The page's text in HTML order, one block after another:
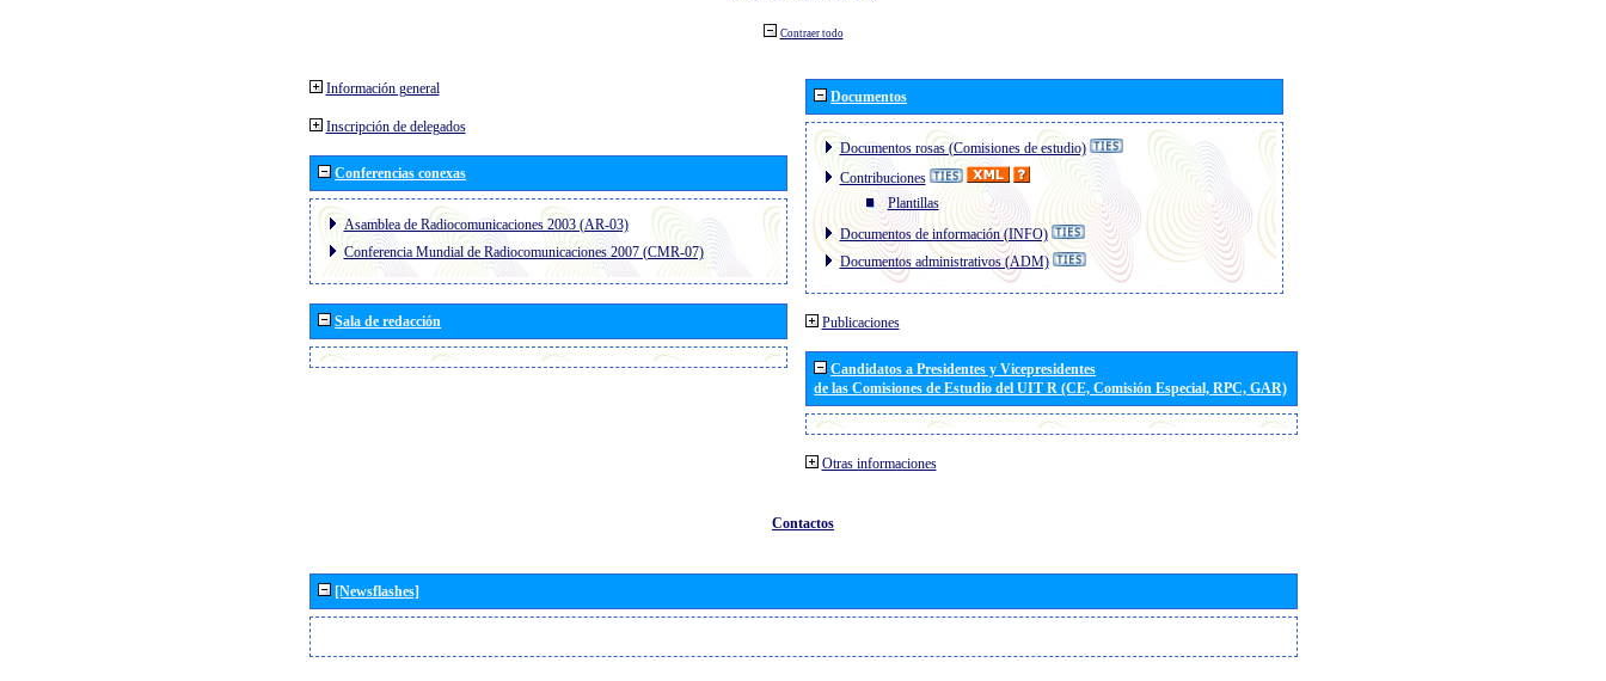
Contraer todo
Información general
Inscripción de delegados
Conferencias conexas
Asamblea de Radiocomunicaciones 2003 (AR-03)
Conferencia Mundial de Radiocomunicaciones 2007 (CMR-07)
Sala de redacción
Documentos
Documentos rosas (Comisiones de estudio)
Contribuciones
Plantillas
Documentos de información (INFO)
Documentos administrativos (ADM)
Publicaciones
Candidatos a Presidentes y Vicepresidentes
de las Comisiones de Estudio del UIT R (CE, Comisión Especial, RPC, GAR)
Otras informaciones
Contactos
[Newsflashes]